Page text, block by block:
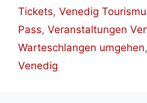
Tickets, Venedig
Pass, Veranstaltungen
Warteschlangen umgehen,
Venedig